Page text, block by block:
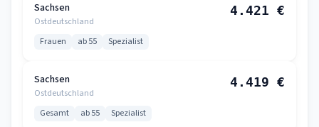
Sachsen
Ostdeutschland
4.421 €
Frauen ab 55 Spezialist
Sachsen
Ostdeutschland
4.419 €
Gesamt ab 55 Spezialist